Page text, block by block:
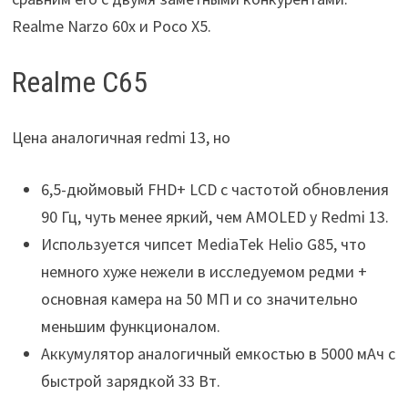
Realme Narzo 60x и Poco X5.
Realme C65
Цена аналогичная redmi 13, но
6,5-дюймовый FHD+ LCD с частотой обновления
90 Гц, чуть менее яркий, чем AMOLED у Redmi 13.
Используется чипсет MediaTek Helio G85, что
немного хуже нежели в исследуемом редми +
основная камера на 50 МП и со значительно
меньшим функционалом.
Аккумулятор аналогичный емкостью в 5000 мАч с
быстрой зарядкой 33 Вт.